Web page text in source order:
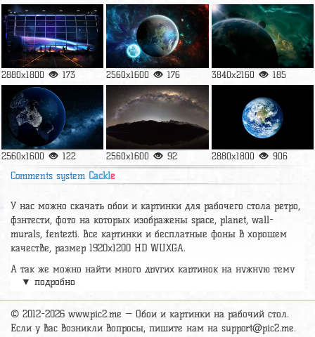
2880x1800 173 2560x1600 176 3840x2160 185
2560x1600 122 2560x1600 92 2880x1800 906
Comments system Cackle
У нас можно скачать обои и картинки для рабочего стола ретро,
фэнтести, фото на которых изображены space, planet, wall-
murals, fentezti. Все картинки и бесплатные фоны в хорошем
качестве, размер 1920x1200 HD WUXGA.
А так же можно найти много других картинок на нужную тему
разделобои Космос
большое количество красивых широкоформатных картинок, фото
и обоев хорошего hd качества бесплатно и на телефон.
▼ подробно
© 2012-2026 www.pic2.me — Обои и картинки на рабочий стол.
Если у вас возникли вопросы, пишите нам на support@pic2.me.